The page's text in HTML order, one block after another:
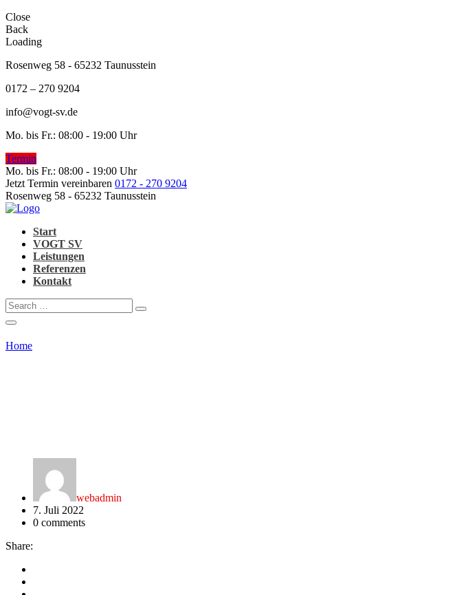
Close
Back
Loading
Rosenweg 58 - 65232 Taunusstein
0172 – 270 9204
info@vogt-sv.de
Mo. bis Fr.: 08:00 - 19:00 Uhr
Termin
Mo. bis Fr.: 08:00 - 19:00 Uhr
Jetzt Termin vereinbaren 0172 - 270 9204
Rosenweg 58 - 65232 Taunusstein
Start
VOGT SV
Leistungen
Referenzen
Kontakt
Home
webadmin
7. Juli 2022
0 comments
Share: